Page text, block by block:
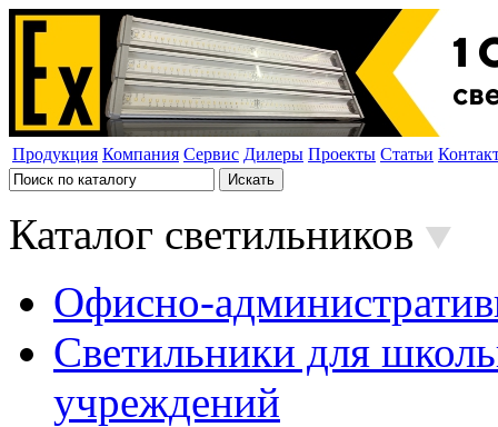
Продукция Компания Сервис Дилеры Проекты Статьи
Каталог светильников
Офисно-
Светильники для
учреждений